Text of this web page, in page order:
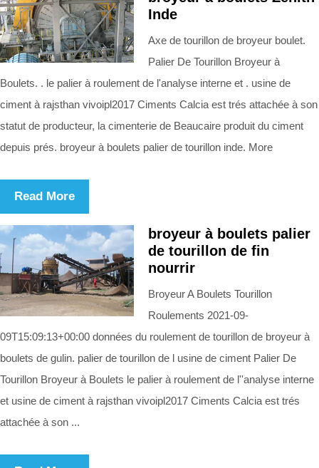
Inde
Axe de tourillon de broyeur boulet.
Palier De Tourillon Broyeur à
Boulets. . le palier à roulement de l'analyse interne et . usine de
ciment à rajsthan vivoipl2017 Ciments Calcia est trés attachée à son
statut de producteur, la cimenterie de Beaucaire produit du ciment
depuis prés. broyeur à boulets palier de tourillon inde. More
Read More
broyeur à boulets palier
de tourillon de fin
nourrir
Broyeur A Boulets Tourillon
Roulements 2021-09-
09T15:09:13+00:00 données du roulement de tourillon de broyeur à
boulets de gulin. palier de tourillon de l usine de ciment Palier De
Tourillon Broyeur à Boulets le palier à roulement de l''analyse interne
et usine de ciment à rajsthan vivoipl2017 Ciments Calcia est trés
attachée à son ...